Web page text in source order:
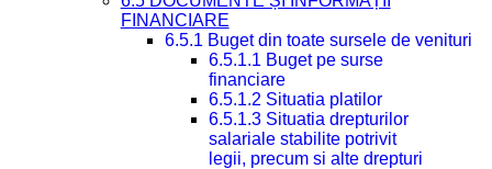
FINANCIARE
6.5.1 Buget din toate sursele de venituri
6.5.1.1 Buget pe surse
financiare
6.5.1.2 Situatia platilor
6.5.1.3 Situatia drepturilor
salariale stabilite potrivit
legii, precum si alte drepturi